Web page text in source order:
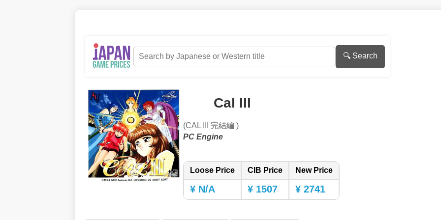
🔍 Search
Cal III
(CAL III 完結編 )
PC Engine
Loose Price CIB Price New Price
¥ N/A ¥ 1507 ¥ 2741